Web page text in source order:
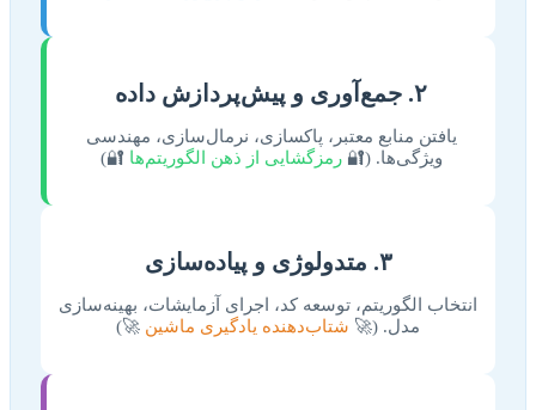
۲. جمع‌آوری و پیش‌پردازش داده
یافتن منابع معتبر، پاکسازی، نرمال‌سازی، مهندسی
ویژگی‌ها. (🔐رمزگشایی از ذهن الگوریتم‌ها 🔐)
۳. متدولوژی و پیاده‌سازی
انتخاب الگوریتم، توسعه کد، اجرای آزمایشات، بهینه‌سازی
مدل. (🚀 شتاب‌دهنده یادگیری ماشین 🚀)